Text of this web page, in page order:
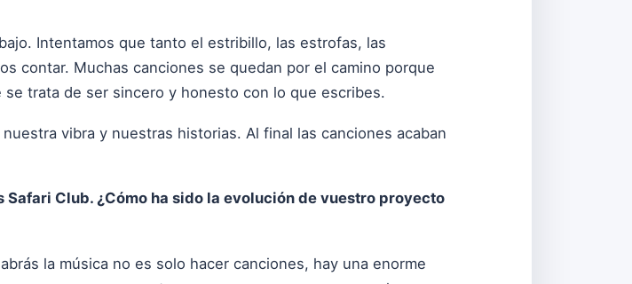
Intentamos que tanto el estribillo, las estrofas, las
contar. Muchas canciones se quedan por el camino porque
se trata de ser sincero y honesto con lo que escribes.
vibra y nuestras historias. Al final las canciones acaban
Club. ¿Cómo ha sido la evolución de vuestro proyecto
la música no es solo hacer canciones, hay una enorme